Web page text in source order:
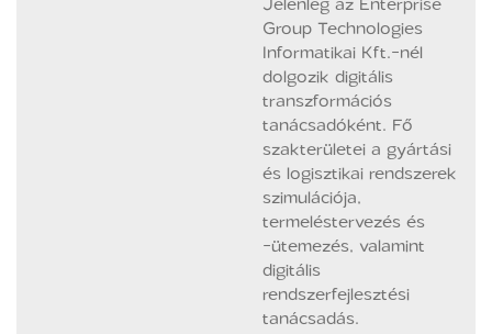
Group Technologies
Informatikai Kft.-nél
dolgozik digitális
transzformációs
tanácsadóként. Fő
szakterületei a gyártási
és logisztikai rendszerek
szimulációja,
termeléstervezés és
-ütemezés, valamint
digitális
rendszerfejlesztési
tanácsadás.